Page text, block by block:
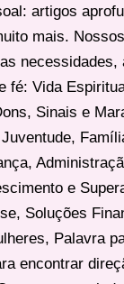
artigos
mais.
fé: Vida
Sinais e
e
Soluções
Palavra
encontrar